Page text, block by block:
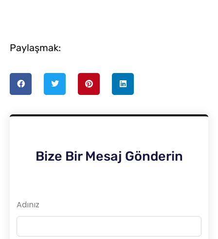
Paylaşmak:
Bize Bir Mesaj Gönderin
Adınız